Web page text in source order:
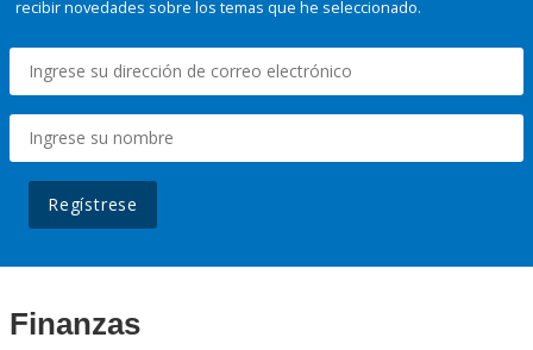
recibir novedades sobre los temas que he seleccionado.
Regístrese
Finanzas